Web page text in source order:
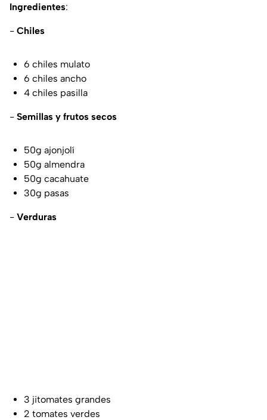
Ingredientes:
- Chiles
6 chiles mulato
6 chiles ancho
4 chiles pasilla
- Semillas y frutos secos
50g ajonjolí
50g almendra
50g cacahuate
30g pasas
- Verduras
3 jitomates grandes
2 tomates verdes